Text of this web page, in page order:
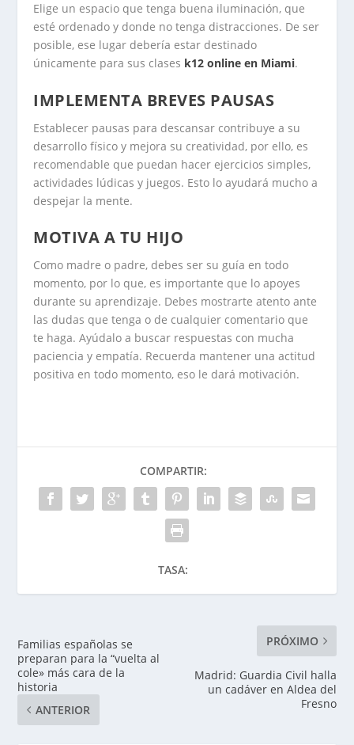
Elige un espacio que tenga buena iluminación, que
esté ordenado y donde no tenga distracciones. De ser
posible, ese lugar debería estar destinado
únicamente para sus clases k12 online en Miami.
IMPLEMENTA BREVES PAUSAS
Establecer pausas para descansar contribuye a su
desarrollo físico y mejora su creatividad, por ello, es
recomendable que puedan hacer ejercicios simples,
actividades lúdicas y juegos. Esto lo ayudará mucho a
despejar la mente.
MOTIVA A TU HIJO
Como madre o padre, debes ser su guía en todo
momento, por lo que, es importante que lo apoyes
durante su aprendizaje. Debes mostrarte atento ante
las dudas que tenga o de cualquier comentario que
te haga. Ayúdalo a buscar respuestas con mucha
paciencia y empatía. Recuerda mantener una actitud
positiva en todo momento, eso le dará motivación.
COMPARTIR:
TASA:
Familias españolas se
preparan para la “vuelta al
cole» más cara de la
historia
ANTERIOR
PRÓXIMO
Madrid: Guardia Civil halla
un cadáver en Aldea del
Fresno